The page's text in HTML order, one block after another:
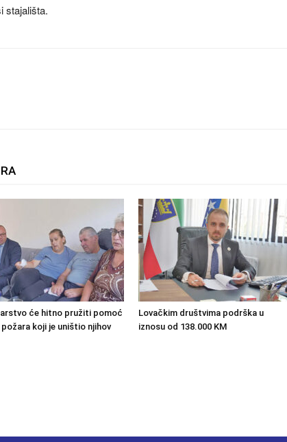
stajališta.
će hitno pružiti pomoć
požara koji je uništio njihov
Lovačkim društvima podrška u
iznosu od 138.000 KM